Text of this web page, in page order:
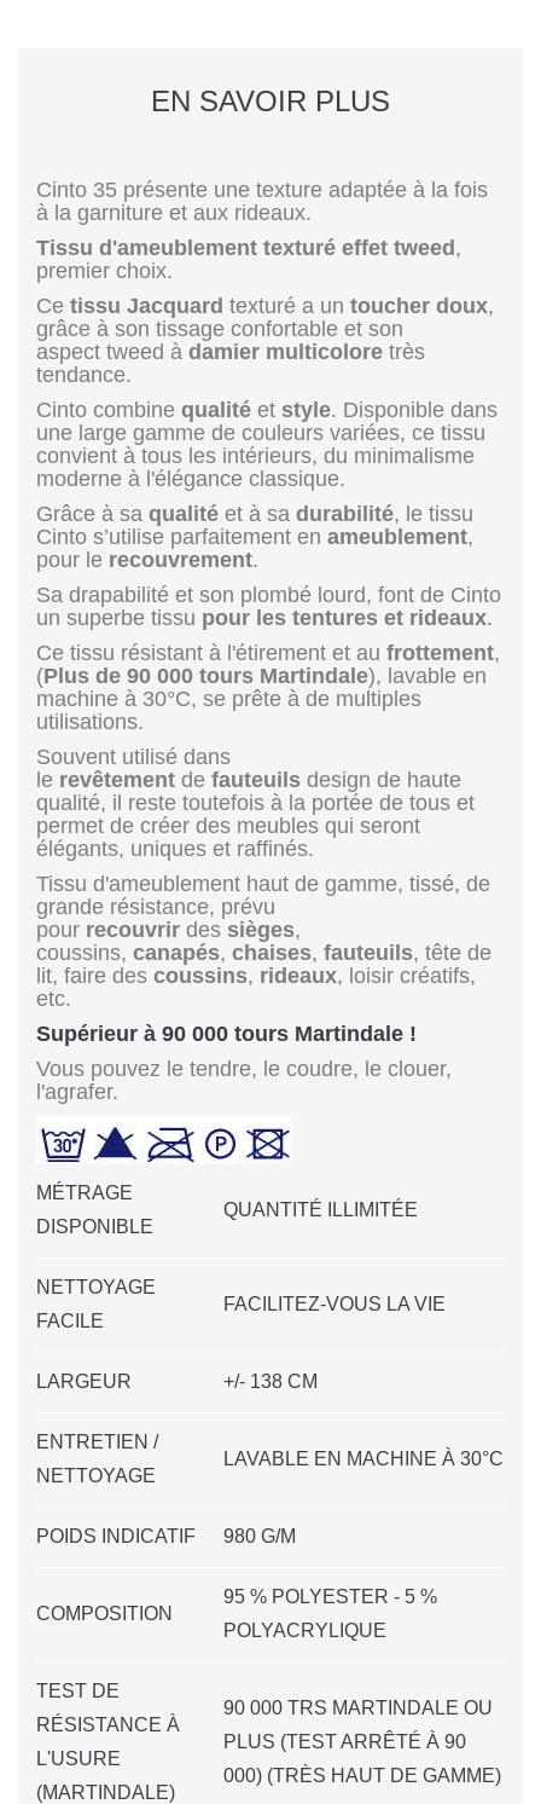
EN SAVOIR PLUS
Cinto 35 présente une texture adaptée à la fois
à la garniture et aux rideaux.
Tissu d'ameublement texturé effet tweed,
premier choix.
Ce tissu Jacquard texturé a un toucher doux,
grâce à son tissage confortable et son
aspect tweed à damier multicolore très
tendance.
Cinto combine qualité et style. Disponible dans
une large gamme de couleurs variées, ce tissu
convient à tous les intérieurs, du minimalisme
moderne à l'élégance classique.
Grâce à sa qualité et à sa durabilité, le tissu
Cinto s’utilise parfaitement en ameublement,
pour le recouvrement.
Sa drapabilité et son plombé lourd, font de Cinto
un superbe tissu pour les tentures et rideaux.
Ce tissu résistant à l'étirement et au frottement,
(Plus de 90 000 tours Martindale), lavable en
machine à 30°C, se prête à de multiples
utilisations.
Souvent utilisé dans
le revêtement de fauteuils design de haute
qualité, il reste toutefois à la portée de tous et
permet de créer des meubles qui seront
élégants, uniques et raffinés.
Tissu d'ameublement haut de gamme, tissé, de
grande résistance, prévu
pour recouvrir des sièges,
coussins, canapés, chaises, fauteuils, tête de
lit, faire des coussins, rideaux, loisir créatifs,
etc.
Supérieur à 90 000 tours Martindale !
Vous pouvez le tendre, le coudre, le clouer,
l'agrafer.
MÉTRAGE
DISPONIBLE
QUANTITÉ ILLIMITÉE
NETTOYAGE
FACILE
FACILITEZ-VOUS LA VIE
LARGEUR +/- 138 CM
ENTRETIEN /
NETTOYAGE
LAVABLE EN MACHINE À 30°C
POIDS INDICATIF 980 G/M
COMPOSITION
95 % POLYESTER - 5 %
POLYACRYLIQUE
TEST DE
RÉSISTANCE À
L'USURE
(MARTINDALE)
90 000 TRS MARTINDALE OU
PLUS (TEST ARRÊTÉ À 90
000) (TRÈS HAUT DE GAMME)